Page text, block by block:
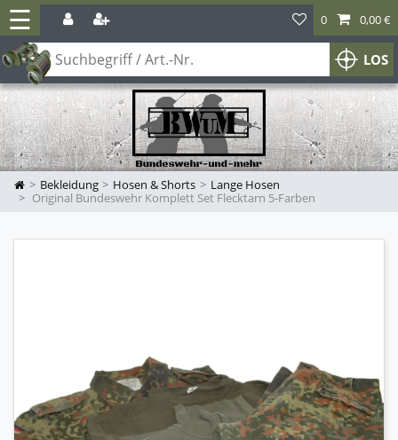
☰
LOS
0 0,00 €
Bekleidung Hosen & Shorts
Lange Hosen
Original Bundeswehr Komplett Set Flecktarn 5-Farben